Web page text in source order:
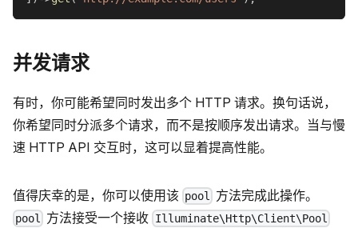
并发请求
有时，你可能希望同时发出多个 HTTP 请求。换句话说，
你希望同时分派多个请求，而不是按顺序发出请求。当与慢
速 HTTP API 交互时，这可以显着提高性能。
值得庆幸的是，你可以使用该 pool 方法完成此操作。
pool 方法接受一个接收 Illuminate\Http\Client\Pool